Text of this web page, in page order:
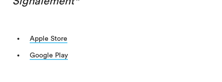
Apple Store
Google Play